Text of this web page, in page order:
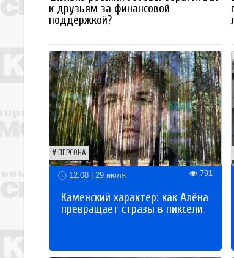
к друзьям за финансовой
поддержкой?
ПЕРСОНА
12:08 | 29 июля 791
Каменский характер: как Алёна
превращает стразы в пиксели